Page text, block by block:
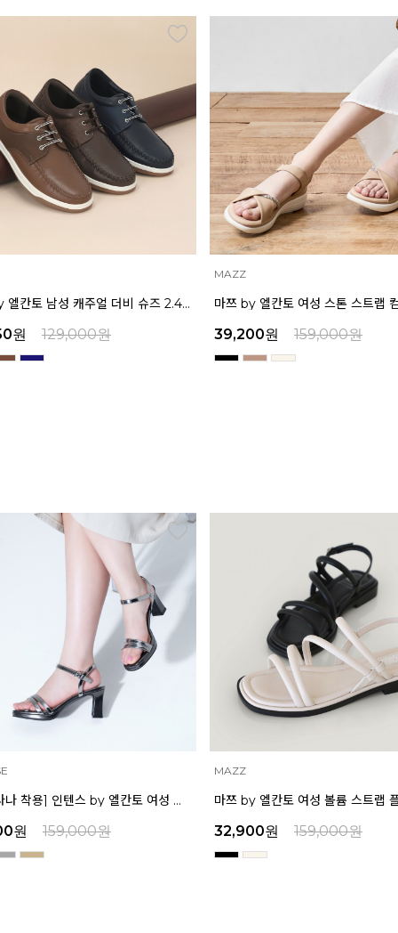
마쯔 by 엘칸토 여성 스톤 스트랩 컴포트 샌들 3.5cm LCWW07M626
원 159,000원
INTENSE
45,900원 159,000원
마쯔 by 엘칸토 여성 볼륨 스트랩 플랫 샌들 2cm LCWW58M626
원 159,000원
INTENSE
39,200원 159,000원